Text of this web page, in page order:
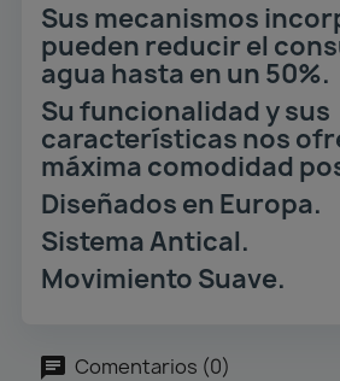
Sus mecanismos
pueden reducir el
agua hasta en un 50%.
Su funcionalidad y sus
características nos
máxima comodidad
Diseñados en Europa.
Sistema Antical.
Movimiento Suave.
Comentarios (0)